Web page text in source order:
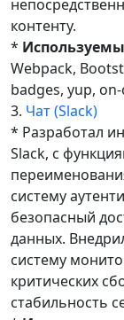
контенту.
*
Webpack,
badges, yup,
3. Чат (Slack)
* Разработал
Slack, с
систему
безопасный
данных.
систему
критических
стабильность